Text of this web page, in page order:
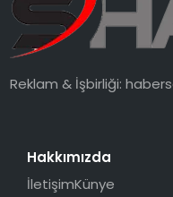
Reklam & İşbirliği:
Hakkımızda
İletişimKünye